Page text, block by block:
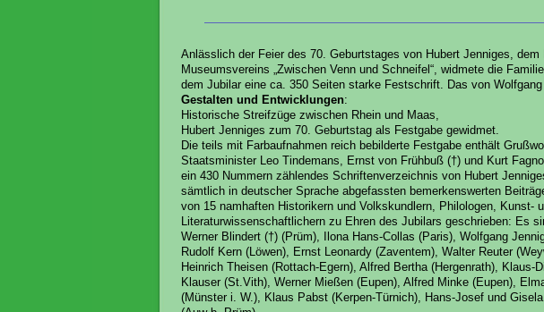
Anlässlich der Feier des 70. Geburtstages von Hubert Jenniges,
Museumsvereins „Zwischen Venn und Schneifel“, widmete die
dem Jubilar eine ca. 350 Seiten starke Festschrift. Das von
Gestalten und Entwicklungen:
Historische Streifzüge zwischen Rhein und Maas,
Hubert Jenniges zum 70. Geburtstag als Festgabe gewidmet.
Die teils mit Farbaufnahmen reich bebilderte Festgabe enthält
Staatsminister Leo Tindemans, Ernst von Frühbuß (†) und Kurt
ein 430 Nummern zählendes Schriftenverzeichnis von Hubert
sämtlich in deutscher Sprache abgefassten bemerkenswerten
von 15 namhaften Historikern und Volkskundlern, Philologen, Kunst-
Literaturwissenschaftlichern zu Ehren des Jubilars geschrieben: Es
Werner Blindert (†) (Prüm), Ilona Hans-Collas (Paris), Wolfgang
Rudolf Kern (Löwen), Ernst Leonardy (Zaventem), Walter Reuter
Heinrich Theisen (Rottach-Egern), Alfred Bertha (Hergenrath), Klaus-
Klauser (St.Vith), Werner Mießen (Eupen), Alfred Minke (Eupen),
(Münster i. W.), Klaus Pabst (Kerpen-Türnich), Hans-Josef und